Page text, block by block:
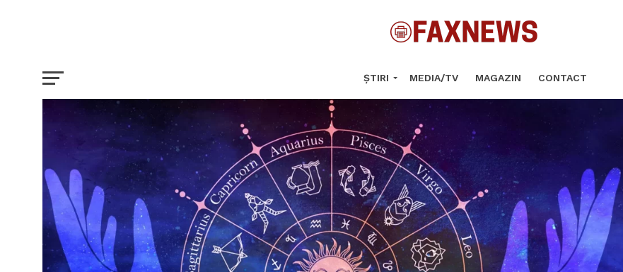
ȘTIRI MEDIA/TV MAGAZIN CONTACT